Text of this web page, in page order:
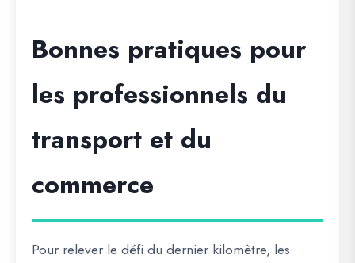
Bonnes pratiques pour
les professionnels du
transport et du
commerce
Pour relever le défi du dernier kilomètre, les